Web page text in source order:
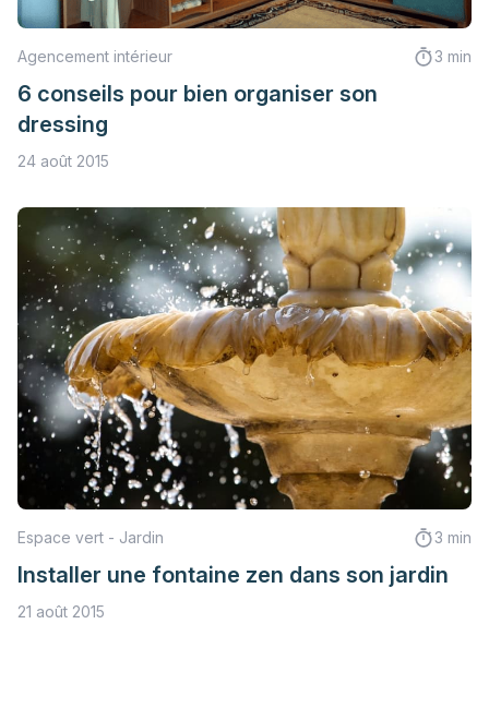
Agencement intérieur 3 min
6 conseils pour bien organiser son
dressing
24 août 2015
Espace vert - Jardin 3 min
Installer une fontaine zen dans son jardin
21 août 2015